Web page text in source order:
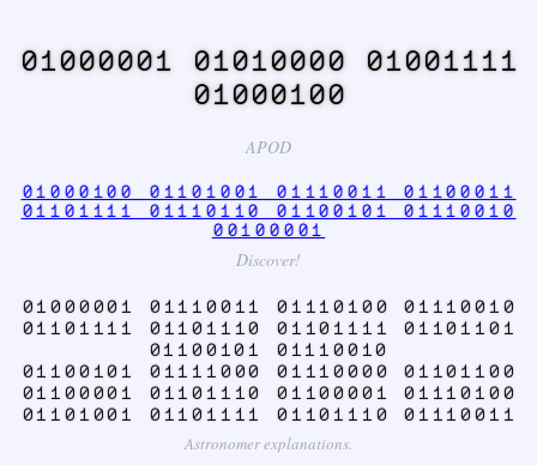
01000001 01010000 01001111
01000100
APOD
01000100 01101001 01110011 01100011
01101111 01110110 01100101 01110010
00100001
Discover!
01000001 01110011 01110100 01110010
01101111 01101110 01101111 01101101
01100101 01110010
01100101 01111000 01110000 01101100
01100001 01101110 01100001 01110100
01101001 01101111 01101110 01110011
Astronomer explanations.